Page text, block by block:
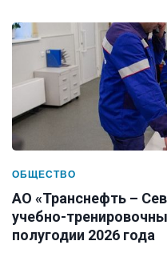
ОБЩЕСТВО
АО «Транснефть –
учебно-
полугодии 2026 года